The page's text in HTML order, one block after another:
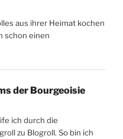
aus ihrer Heimat kochen
schon einen
der Bourgeoisie
ich durch die
zu Blogroll. So bin ich